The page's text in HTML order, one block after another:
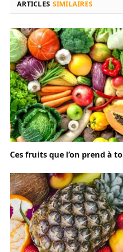
ARTICLES SIMILAIRES
Ces fruits que l’on prend à